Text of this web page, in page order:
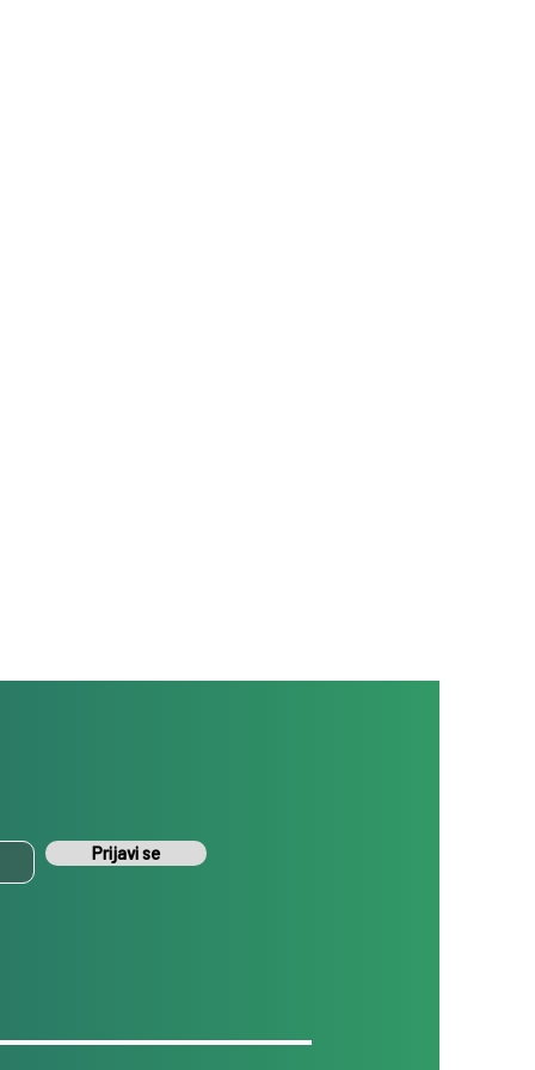
Prijavi se